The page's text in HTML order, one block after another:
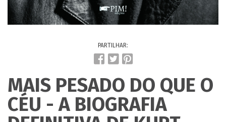
PARTILHAR:
MAIS PESADO DO QUE O
CÉU - A BIOGRAFIA